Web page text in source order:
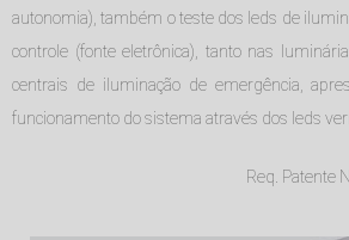
autonomia), também o teste dos leds de
controle (fonte eletrônica), tanto nas
centrais de iluminação de emergência,
funcionamento do sistema através dos leds
Req. Patente